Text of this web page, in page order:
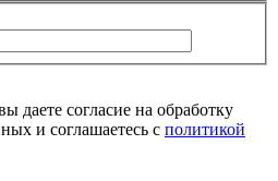
даете согласие на обработку
и соглашаетесь с политикой